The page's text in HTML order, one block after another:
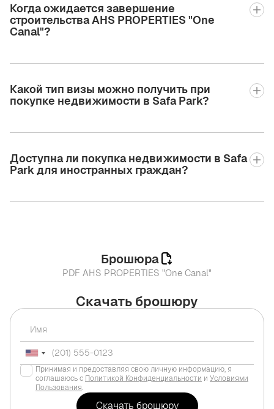
Когда ожидается завершение
строительства AHS PROPERTIES "One
Canal"?
Какой тип визы можно получить при
покупке недвижимости в Safa Park?
Доступна ли покупка недвижимости в Safa
Park для иностранных граждан?
Скачать брошюру
Принимая и предоставляя свою личную информацию, я
соглашаюсь с Политикой Конфиденциальности и Условиями
Пользования.
Брошюра
PDF AHS PROPERTIES "One Canal"